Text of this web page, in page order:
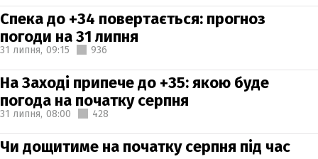
Спека до +34 повертається: прогноз
погоди на 31 липня
31 липня, 09:15 936
На Заході припече до +35: якою буде
погода на початку серпня
31 липня, 08:00 428
Чи дощитиме на початку серпня під час